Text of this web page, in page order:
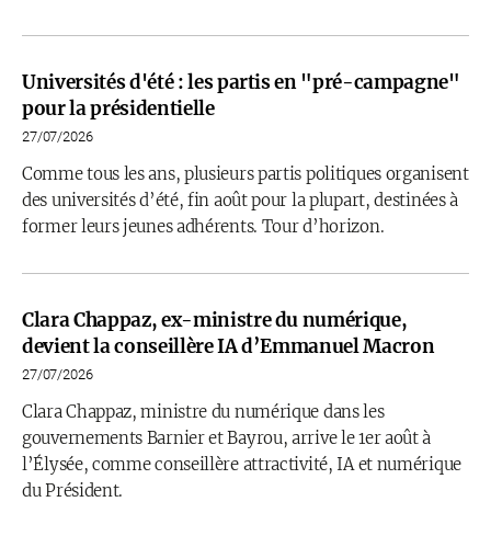
Universités d'été : les partis en "pré-campagne"
pour la présidentielle
27/07/2026
Comme tous les ans, plusieurs partis politiques organisent
des universités d’été, fin août pour la plupart, destinées à
former leurs jeunes adhérents. Tour d’horizon.
Clara Chappaz, ex-ministre du numérique,
devient la conseillère IA d’Emmanuel Macron
27/07/2026
Clara Chappaz, ministre du numérique dans les
gouvernements Barnier et Bayrou, arrive le 1er août à
l’Élysée, comme conseillère attractivité, IA et numérique
du Président.